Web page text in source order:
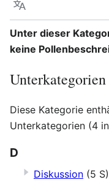
Sprache
Unter dieser
keine
Unterkategorien
Diese Kategorie
Unterkategorien (4
D
Diskussion (5 S)